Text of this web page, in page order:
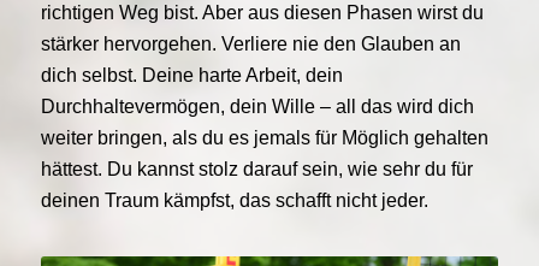
richtigen Weg bist. Aber aus diesen Phasen wirst du
stärker hervorgehen. Verliere nie den Glauben an
dich selbst. Deine harte Arbeit, dein
Durchhaltevermögen, dein Wille – all das wird dich
weiter bringen, als du es jemals für Möglich gehalten
hättest. Du kannst stolz darauf sein, wie sehr du für
deinen Traum kämpfst, das schafft nicht jeder.